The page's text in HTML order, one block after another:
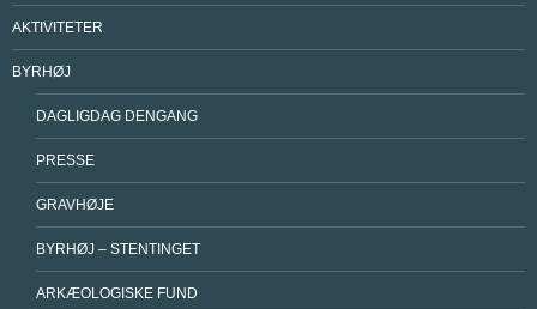
AKTIVITETER
BYRHØJ
DAGLIGDAG DENGANG
PRESSE
GRAVHØJE
BYRHØJ – STENTINGET
ARKÆOLOGISKE FUND